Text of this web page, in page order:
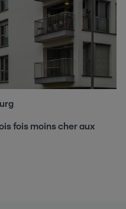
fois moins cher aux